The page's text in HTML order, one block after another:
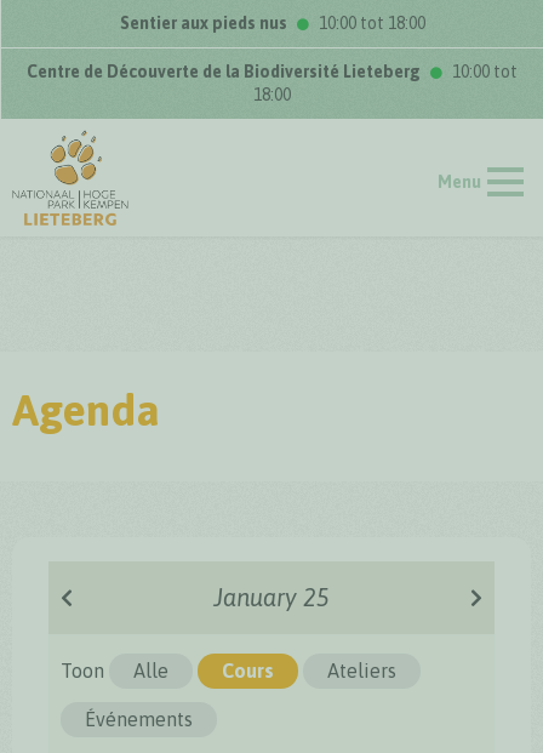
Sentier aux pieds nus 10:00 tot 18:00
Centre de Découverte de la Biodiversité Lieteberg
10:00 tot
18:00
Menu
Agenda
January 25
Toon Alle Cours Ateliers
Événements